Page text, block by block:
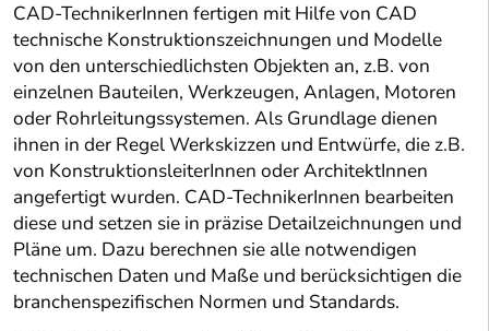
CAD-TechnikerInnen fertigen mit Hilfe von CAD
technische Konstruktionszeichnungen und Modelle
von den unterschiedlichsten Objekten an, z.B. von
einzelnen Bauteilen, Werkzeugen, Anlagen, Motoren
oder Rohrleitungssystemen. Als Grundlage dienen
ihnen in der Regel Werkskizzen und Entwürfe, die z.B.
von KonstruktionsleiterInnen oder ArchitektInnen
angefertigt wurden. CAD-TechnikerInnen bearbeiten
diese und setzen sie in präzise Detailzeichnungen und
Pläne um. Dazu berechnen sie alle notwendigen
technischen Daten und Maße und berücksichtigen die
branchenspezifischen Normen und Standards.